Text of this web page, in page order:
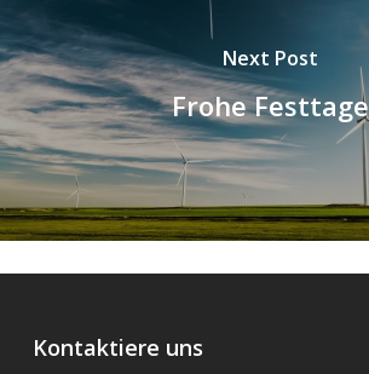
Next Post
Frohe Festtage
Kontaktiere uns